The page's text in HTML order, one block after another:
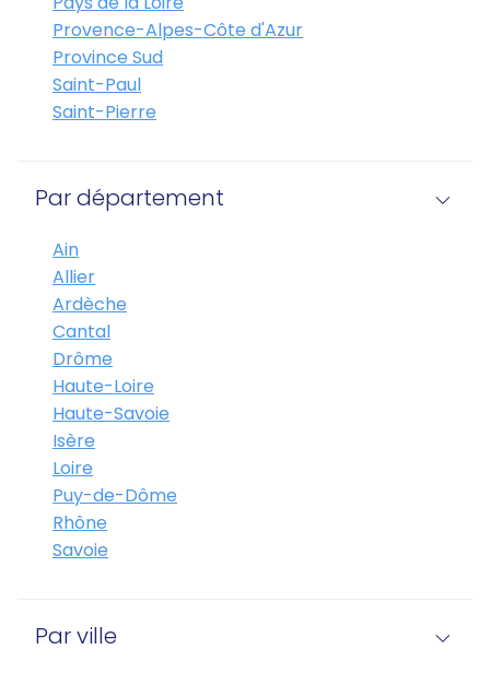
Provence-Alpes-Côte d'Azur
Province Sud
Saint-Paul
Saint-Pierre
Par département
Ain
Allier
Ardèche
Cantal
Drôme
Haute-Loire
Haute-Savoie
Isère
Loire
Puy-de-Dôme
Rhône
Savoie
Par ville